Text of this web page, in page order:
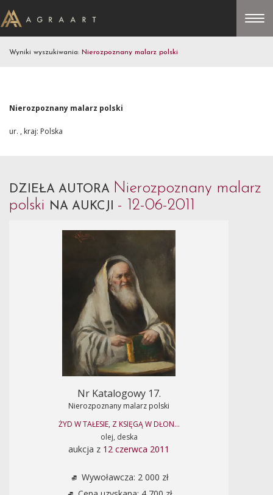
Wyniki wyszukiwania: Nierozpoznany malarz polski
Nierozpoznany malarz polski
ur. , kraj: Polska
DZIEŁA AUTORA Nierozpoznany malarz
polski NA AUKCJI - 12-06-2011
Nr Katalogowy 17.
Nierozpoznany malarz polski
ŻYD W TAŁESIE, Z KSIĘGĄ W DŁON...
olej, deska
aukcja z 12 czerwca 2011
Wywoławcza: 2 000 zł